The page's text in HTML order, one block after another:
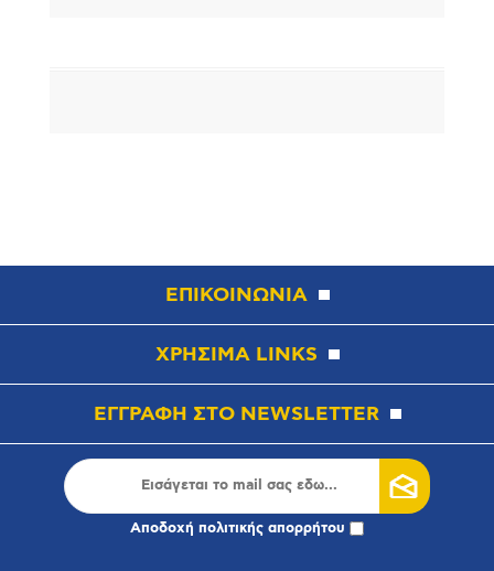
ΕΠΙΚΟΙΝΩΝΙΑ
ΧΡΗΣΙΜΑ LINKS
ΕΓΓΡΑΦΗ ΣΤΟ NEWSLETTER
Αποδοχή πολιτικής απορρήτου